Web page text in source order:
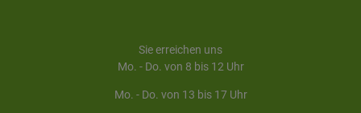
Sie erreichen uns
Mo. - Do. von 8 bis 12 Uhr
Mo. - Do. von 13 bis 17 Uhr